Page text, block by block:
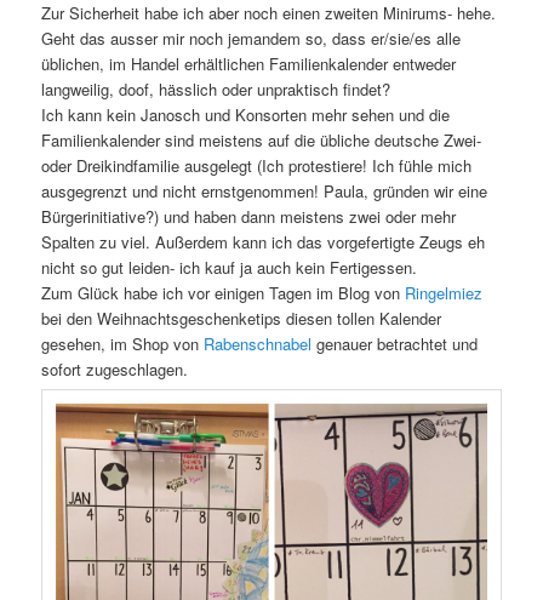
Zur Sicherheit habe ich aber noch einen zweiten Minirums- hehe.
Geht das ausser mir noch jemandem so, dass er/sie/es alle
üblichen, im Handel erhältlichen Familienkalender entweder
langweilig, doof, hässlich oder unpraktisch findet?
Ich kann kein Janosch und Konsorten mehr sehen und die
Familienkalender sind meistens auf die übliche deutsche Zwei-
oder Dreikindfamilie ausgelegt (Ich protestiere! Ich fühle mich
ausgegrenzt und nicht ernstgenommen! Paula, gründen wir eine
Bürgerinitiative?) und haben dann meistens zwei oder mehr
Spalten zu viel. Außerdem kann ich das vorgefertigte Zeugs eh
nicht so gut leiden- ich kauf ja auch kein Fertigessen.
Zum Glück habe ich vor einigen Tagen im Blog von Ringelmiez
bei den Weihnachtsgeschenketips diesen tollen Kalender
gesehen, im Shop von Rabenschnabel genauer betrachtet und
sofort zugeschlagen.